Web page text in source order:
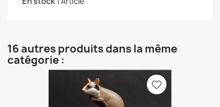
16 autres produits dans la même
catégorie :
favorite_border